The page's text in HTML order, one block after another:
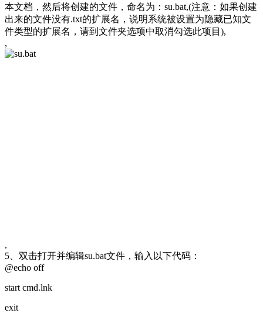
本文档，然后将创建的文件，命名为：su.bat,(注意：如果创建
出来的文件没有.txt的扩展名，说明系统被设置为隐藏已知文
件类型的扩展名，请到文件夹选项中取消勾选此项目),
,
,
5、双击打开并编辑su.bat文件，输入以下代码：
@echo off
start cmd.lnk
exit
,